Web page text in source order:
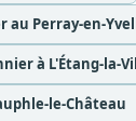
au Perray-en-
à L'Étang-la-
le-Château